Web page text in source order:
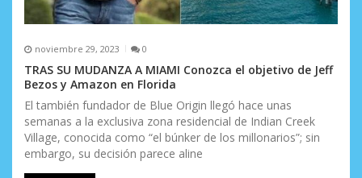
noviembre 29, 2023 0
TRAS SU MUDANZA A MIAMI Conozca el objetivo de Jeff
Bezos y Amazon en Florida
El también fundador de Blue Origin llegó hace unas
semanas a la exclusiva zona residencial de Indian Creek
Village, conocida como “el búnker de los millonarios”; sin
embargo, su decisión parece aline